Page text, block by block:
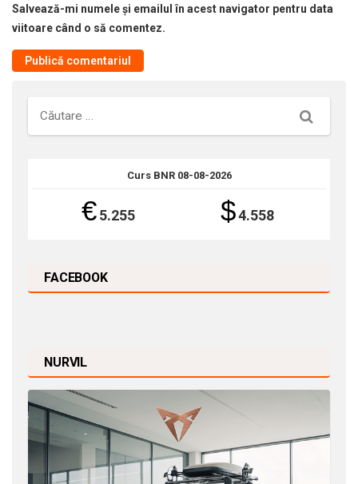
Salvează-mi numele și emailul în acest navigator pentru data
viitoare când o să comentez.
Căutare
Curs BNR 08-08-2026
€5.255 $4.558
FACEBOOK
NURVIL